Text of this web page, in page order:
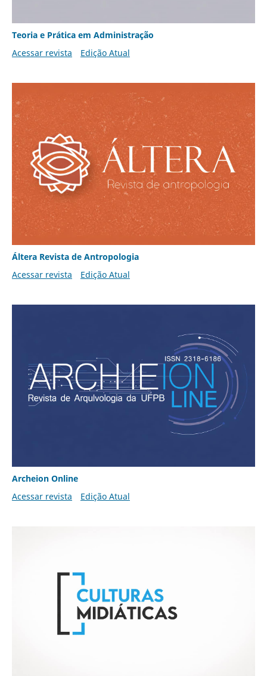
Teoria e Prática em Administração
Acessar revista
Edição Atual
Áltera Revista de Antropologia
Acessar revista
Edição Atual
Archeion Online
Acessar revista
Edição Atual